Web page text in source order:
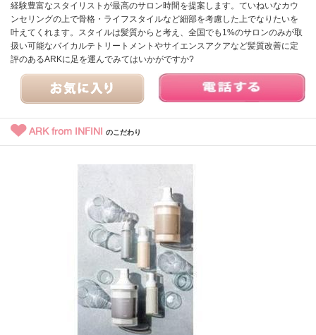
経験豊富なスタイリストが最高のサロン時間を提案します。ていねいなカウ
ンセリングの上で骨格・ライフスタイルなど細部を考慮した上でなりたいを
叶えてくれます。スタイルは髪質からと考え、全国でも1%のサロンのみが取
扱い可能なバイカルテトリートメントやサイエンスアクアなど髪質改善に定
評のあるARKに足を運んでみてはいかがですか?
ARK from INFINI のこだわり